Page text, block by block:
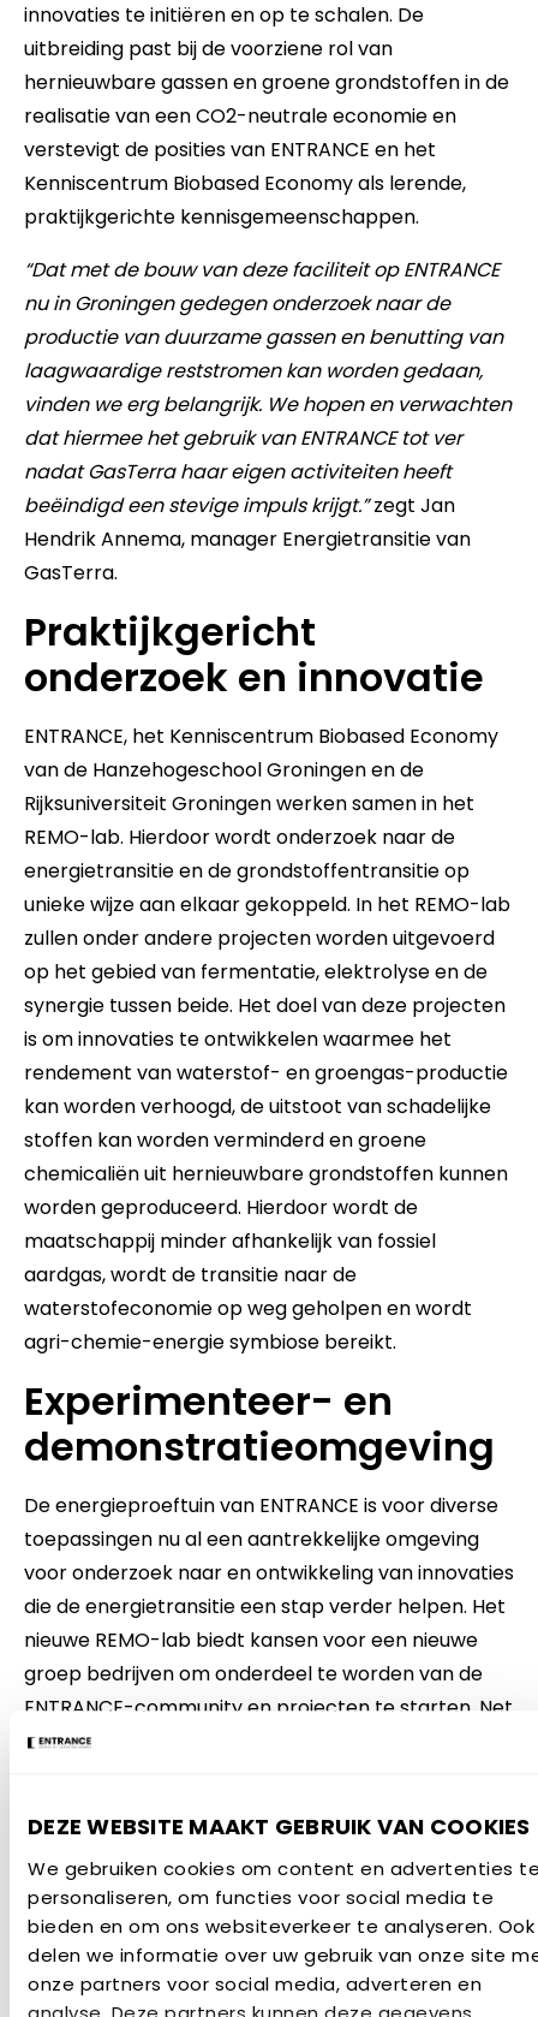
DEZE WEBSITE MAAKT GEBRUIK VAN COOKIES
We gebruiken cookies om content en advertenties
personaliseren, om functies voor social media te
bieden en om ons websiteverkeer te analyseren. Ook
delen we informatie over uw gebruik van onze site
onze partners voor social media, adverteren en
innovaties te initiëren en op te schalen. De
uitbreiding past bij de voorziene rol van
hernieuwbare gassen en groene grondstoffen in de
realisatie van een CO2-neutrale economie en
verstevigt de posities van ENTRANCE en het
Kenniscentrum Biobased Economy als lerende,
praktijkgerichte kennisgemeenschappen.
“Dat met de bouw van deze faciliteit op ENTRANCE
nu in Groningen gedegen onderzoek naar de
productie van duurzame gassen en benutting van
laagwaardige reststromen kan worden gedaan,
vinden we erg belangrijk. We hopen en verwachten
dat hiermee het gebruik van ENTRANCE tot ver
nadat GasTerra haar eigen activiteiten heeft
beëindigd een stevige impuls krijgt.”zegt Jan
Hendrik Annema, manager Energietransitie van
GasTerra.
Praktijkgericht
onderzoek en innovatie
ENTRANCE, het Kenniscentrum Biobased Economy
van de Hanzehogeschool Groningen en de
Rijksuniversiteit Groningen werken samen in het
REMO-lab. Hierdoor wordt onderzoek naar de
energietransitie en de grondstoffentransitie op
unieke wijze aan elkaar gekoppeld. In het REMO-lab
zullen onder andere projecten worden uitgevoerd
op het gebied van fermentatie, elektrolyse en de
synergie tussen beide. Het doel van deze projecten
is om innovaties te ontwikkelen waarmee het
rendement van waterstof- en groengas-productie
kan worden verhoogd, de uitstoot van schadelijke
stoffen kan worden verminderd en groene
chemicaliën uit hernieuwbare grondstoffen kunnen
worden geproduceerd. Hierdoor wordt de
maatschappij minder afhankelijk van fossiel
aardgas, wordt de transitie naar de
waterstofeconomie op weg geholpen en wordt
agri-chemie-energie symbiose bereikt.
Experimenteer- en
demonstratieomgeving
De energieproeftuin van ENTRANCE is voor diverse
toepassingen nu al een aantrekkelijke omgeving
voor onderzoek naar en ontwikkeling van innovaties
die de energietransitie een stap verder helpen. Het
nieuwe REMO-lab biedt kansen voor een nieuwe
groep bedrijven om onderdeel te worden van de
ENTRANCE-community en projecten te starten. Net
als de andere faciliteiten op ENTRANCE kunnen
en het Kenniscentrum Biobased Economy krijgen
toegang tot kennis en onderzoeks- en
experimenteerfaciliteiten om processen te
verbeteren en innovatieve ideeën snel te
ontwikkelen. Naast het gebruik voor het oplossen
van bedrijfskundige vraagstukken en technisch